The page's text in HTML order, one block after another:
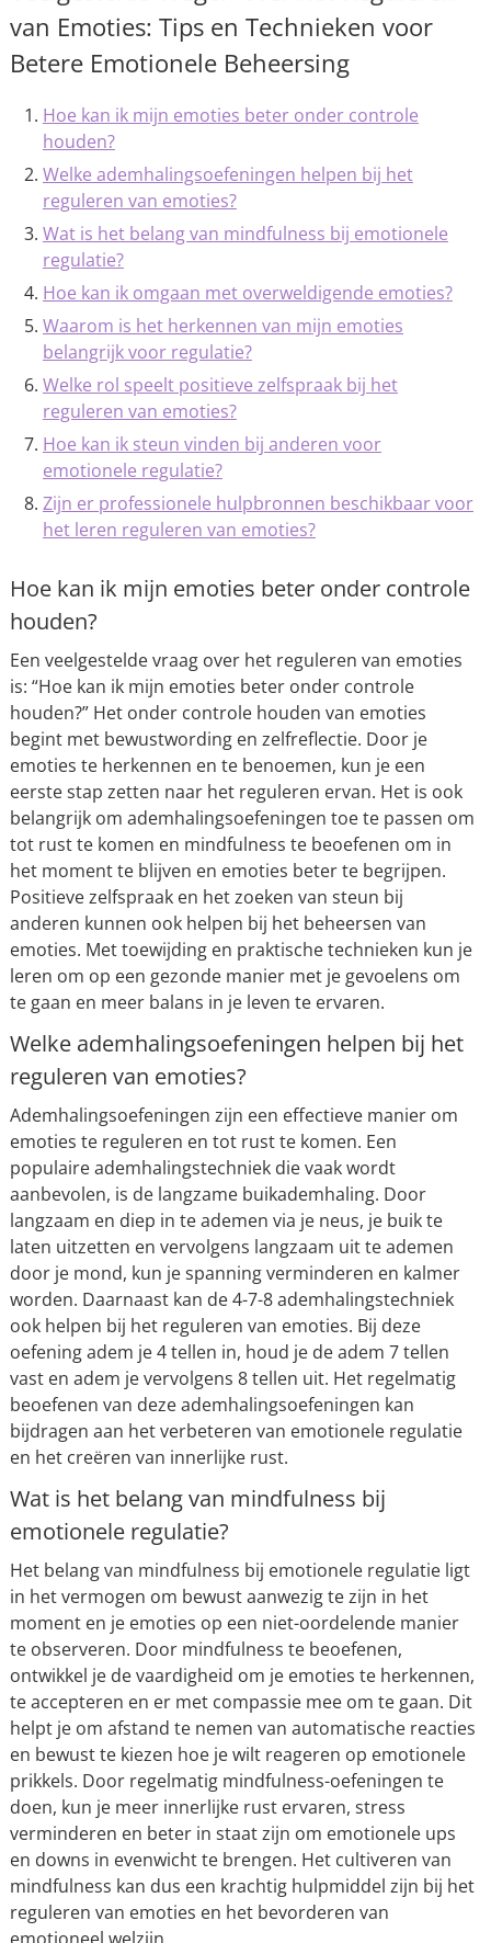
van Emoties: Tips en Technieken voor
Betere Emotionele Beheersing
Hoe kan ik mijn emoties beter onder controle
houden?
Welke ademhalingsoefeningen helpen bij het
reguleren van emoties?
Wat is het belang van mindfulness bij emotionele
regulatie?
Hoe kan ik omgaan met overweldigende emoties?
Waarom is het herkennen van mijn emoties
belangrijk voor regulatie?
Welke rol speelt positieve zelfspraak bij het
reguleren van emoties?
Hoe kan ik steun vinden bij anderen voor
emotionele regulatie?
Zijn er professionele hulpbronnen beschikbaar voor
het leren reguleren van emoties?
Hoe kan ik mijn emoties beter onder controle
houden?
Een veelgestelde vraag over het reguleren van emoties
is: “Hoe kan ik mijn emoties beter onder controle
houden?” Het onder controle houden van emoties
begint met bewustwording en zelfreflectie. Door je
emoties te herkennen en te benoemen, kun je een
eerste stap zetten naar het reguleren ervan. Het is ook
belangrijk om ademhalingsoefeningen toe te passen om
tot rust te komen en mindfulness te beoefenen om in
het moment te blijven en emoties beter te begrijpen.
Positieve zelfspraak en het zoeken van steun bij
anderen kunnen ook helpen bij het beheersen van
emoties. Met toewijding en praktische technieken kun je
leren om op een gezonde manier met je gevoelens om
te gaan en meer balans in je leven te ervaren.
Welke ademhalingsoefeningen helpen bij het
reguleren van emoties?
Ademhalingsoefeningen zijn een effectieve manier om
emoties te reguleren en tot rust te komen. Een
populaire ademhalingstechniek die vaak wordt
aanbevolen, is de langzame buikademhaling. Door
langzaam en diep in te ademen via je neus, je buik te
laten uitzetten en vervolgens langzaam uit te ademen
door je mond, kun je spanning verminderen en kalmer
worden. Daarnaast kan de 4-7-8 ademhalingstechniek
ook helpen bij het reguleren van emoties. Bij deze
oefening adem je 4 tellen in, houd je de adem 7 tellen
vast en adem je vervolgens 8 tellen uit. Het regelmatig
beoefenen van deze ademhalingsoefeningen kan
bijdragen aan het verbeteren van emotionele regulatie
en het creëren van innerlijke rust.
Wat is het belang van mindfulness bij
emotionele regulatie?
Het belang van mindfulness bij emotionele regulatie ligt
in het vermogen om bewust aanwezig te zijn in het
moment en je emoties op een niet-oordelende manier
te observeren. Door mindfulness te beoefenen,
ontwikkel je de vaardigheid om je emoties te herkennen,
te accepteren en er met compassie mee om te gaan. Dit
helpt je om afstand te nemen van automatische reacties
en bewust te kiezen hoe je wilt reageren op emotionele
prikkels. Door regelmatig mindfulness-oefeningen te
doen, kun je meer innerlijke rust ervaren, stress
verminderen en beter in staat zijn om emotionele ups
en downs in evenwicht te brengen. Het cultiveren van
mindfulness kan dus een krachtig hulpmiddel zijn bij het
reguleren van emoties en het bevorderen van